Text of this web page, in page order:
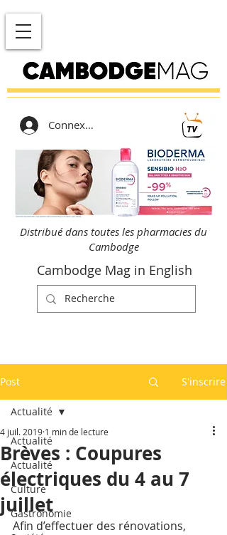
Connexion
Distribué dans toutes les pharmacies du
Cambodge
Cambodge Mag in English
Post S'inscrire
Actualité
Actualité
Culture
Gastronomie
Actualité
Brèves : Coupures
électriques du 4 au 7
juillet
4 juil. 2019 1 min de lecture
Afin d’effectuer des rénovations,